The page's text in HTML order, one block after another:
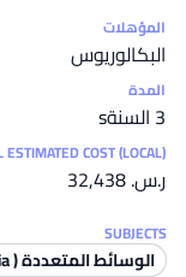
إحصائيات
المؤهلات
البكالوريوس
المدة
3 السنةs
ESTIMATED COST (LOCAL)
ر.س.‏ 32,438
SUBJECTS
الوسائط المتعددة ( Multimedia )